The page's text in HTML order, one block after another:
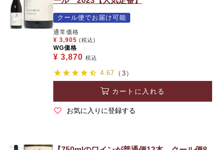
クール便でお届け可能
通常価格
¥ 3,905 (税込)
WG価格
¥ 3,870 税込
4.67 （3）
カートに入れる
お気に入りに登録する